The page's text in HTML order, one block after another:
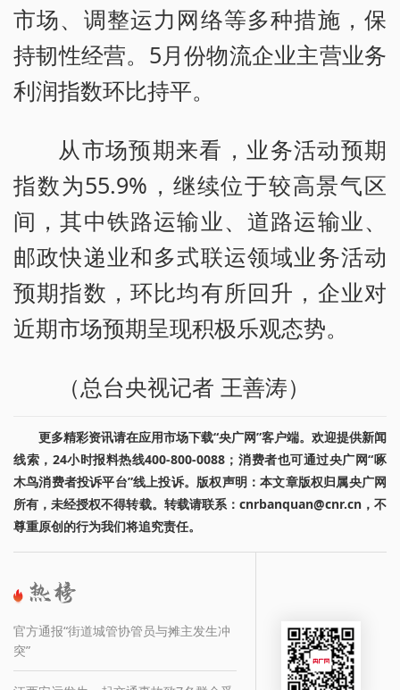
市场、调整运力网络等多种措施，保
持韧性经营。5月份物流企业主营业务
利润指数环比持平。
从市场预期来看，业务活动预期
指数为55.9%，继续位于较高景气区
间，其中铁路运输业、道路运输业、
邮政快递业和多式联运领域业务活动
预期指数，环比均有所回升，企业对
近期市场预期呈现积极乐观态势。
（总台央视记者 王善涛）
更多精彩资讯请在应用市场下载“央广网”客户端。欢迎提供新闻
线索，24小时报料热线400-800-0088；消费者也可通过央广网“啄
木鸟消费者投诉平台”线上投诉。版权声明：本文章版权归属央广网
所有，未经授权不得转载。转载请联系：cnrbanquan@cnr.cn，不
尊重原创的行为我们将追究责任。
官方通报“街道城管协管员与摊主发生冲
突”